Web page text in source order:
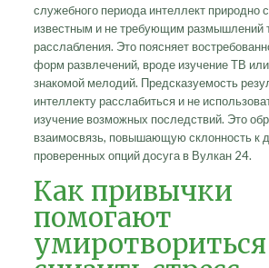
служебного периода интеллект природно
известным и не требующим размышлений
расслабления. Это поясняет
форм развлечений, вроде изучение ТВ
знакомой мелодий. Предсказуемость
интеллекту расслабиться и не
изучение возможных последствий. Это
взаимосвязь, повышающую склонность к
проверенных опций досуга в Вулкан 24.
Как привычки
помогают